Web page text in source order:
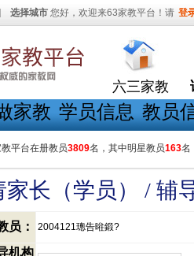
选择城市 您好，欢迎来63家教平台！请 登
六三家教
家教 学员信息 教员
平台在册教员3809名，其中明星教员163名
家长（学员） / 辅
员： 2004121璁告暀鍛?
机构